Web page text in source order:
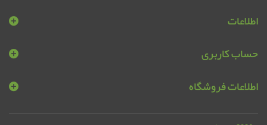
اطلاعات
حساب کاربری
اطلاعات فروشگاه